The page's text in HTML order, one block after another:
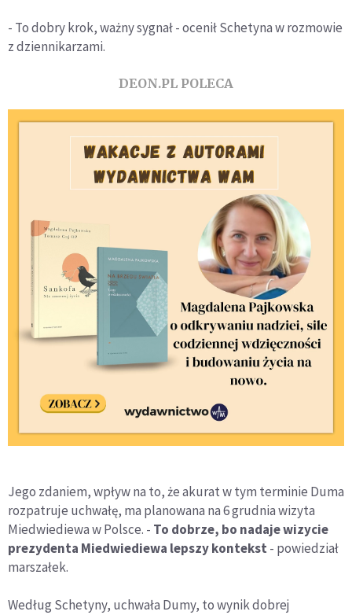
- To dobry krok, ważny sygnał - ocenił Schetyna w rozmowie
z dziennikarzami.
DEON.PL POLECA
Jego zdaniem, wpływ na to, że akurat w tym terminie Duma
rozpatruje uchwałę, ma planowana na 6 grudnia wizyta
Miedwiediewa w Polsce. - To dobrze, bo nadaje wizycie
prezydenta Miedwiediewa lepszy kontekst - powiedział
marszałek.
Według Schetyny, uchwała Dumy, to wynik dobrej